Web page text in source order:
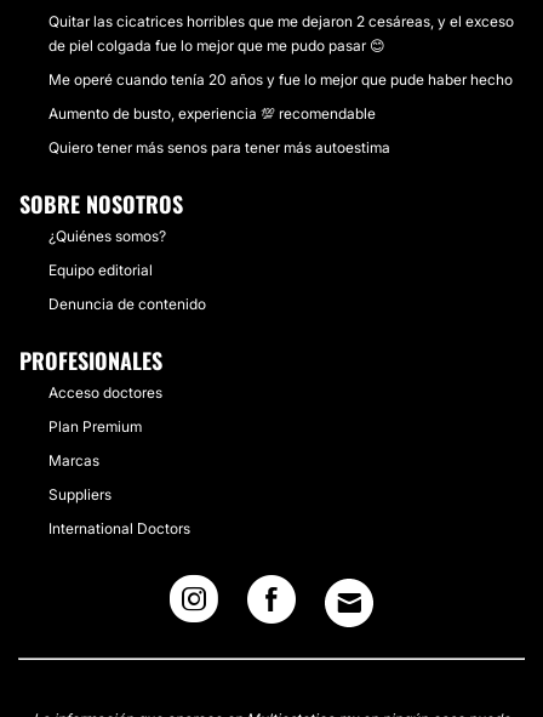
Quitar las cicatrices horribles que me dejaron 2 cesáreas, y el exceso
de piel colgada fue lo mejor que me pudo pasar 😊
Me operé cuando tenía 20 años y fue lo mejor que pude haber hecho
Aumento de busto, experiencia 💯 recomendable
Quiero tener más senos para tener más autoestima
SOBRE NOSOTROS
¿Quiénes somos?
Equipo editorial
Denuncia de contenido
PROFESIONALES
Acceso doctores
Plan Premium
Marcas
Suppliers
International Doctors